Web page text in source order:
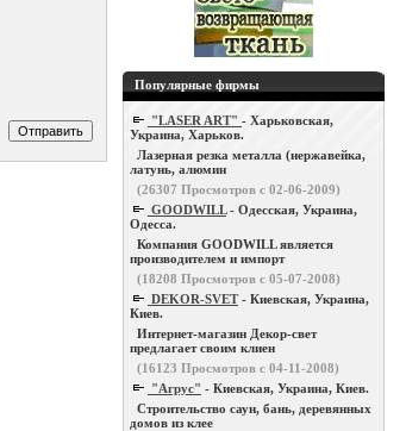
Популярные фирмы
"LASER ART" - Харьковская,
Украина, Харьков.
Лазерная резка металла (нержавейка,
латунь, алюмин
(26307 Просмотров с 02-06-2009)
GOODWILL- Одесская, Украина,
Одесса.
Компания GOODWILL является
производителем и импорт
(18208 Просмотров с 05-07-2008)
DEKOR-SVET- Киевская, Украина,
Киев.
Интернет-магазин Декор-свет
предлагает своим клиен
(16123 Просмотров с 04-11-2008)
"Агрус" - Киевская, Украина, Киев.
Строительство саун, бань, деревянных
домов из клее